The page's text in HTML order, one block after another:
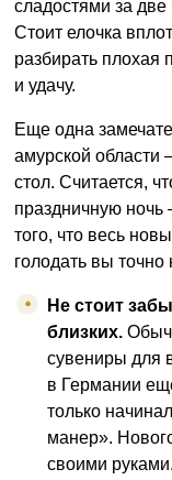
сладостями за
Стоит елочка
разбирать плохая
и удачу.
Еще одна
амурской
стол. Считается,
праздничную ночь
того, что весь
голодать вы точно
Не стоит
близких.
сувениры для
в Германии
только
манер».
своими